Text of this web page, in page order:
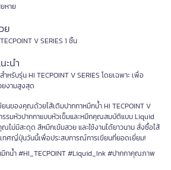
หาย
ย
V SERIES 1 ชิ้น
ะนำ
หรับรุ่น HI TECPOINT V SERIES โดยเฉพาะ เพื่อ
ยงามสูงสุด
ยนของคุณด้วยไส้เติมปากกาหมึกน้ำ HI TECPOINT V
รมหัวปากกาแบบหัวเข็มและหมึกคุณสมบัติแบบ Liquid
ไม่มีสะดุด สีหมึกเข้มสวย และใช้งานได้ยาวนาน สั่งซื้อไส้
ทศญี่ปุ่นวันนี้เพื่อประสบการณ์การเขียนที่ยอดเยี่ยม!
มึกน้ำ #HI_TECPOINT #Liquid_Ink #ปากกาคุณภาพ